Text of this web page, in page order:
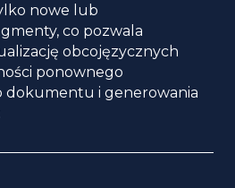
nowe lub
co pozwala
obcojęzycznych
ponownego
dokumentu i generowania